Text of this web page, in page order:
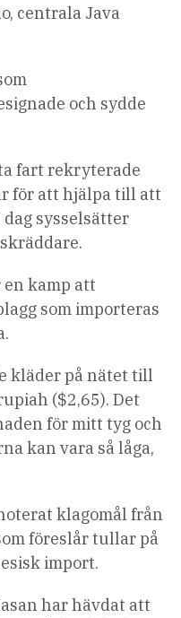
centrala Java
och sydde
fart rekryterade
för att hjälpa till att
sysselsätter
en kamp att
som importeras
kläder på nätet till
($2,65). Det
för mitt tyg och
kan vara så låga,
klagomål från
föreslår tullar på
import.
har hävdat att